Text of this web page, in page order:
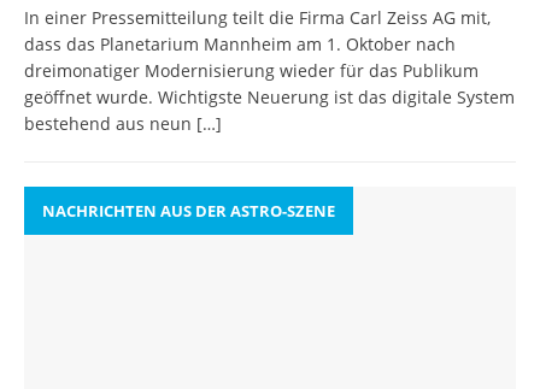
In einer Pressemitteilung teilt die Firma Carl Zeiss AG mit,
dass das Planetarium Mannheim am 1. Oktober nach
dreimonatiger Modernisierung wieder für das Publikum
geöffnet wurde. Wichtigste Neuerung ist das digitale System
bestehend aus neun […]
NACHRICHTEN AUS DER ASTRO-SZENE